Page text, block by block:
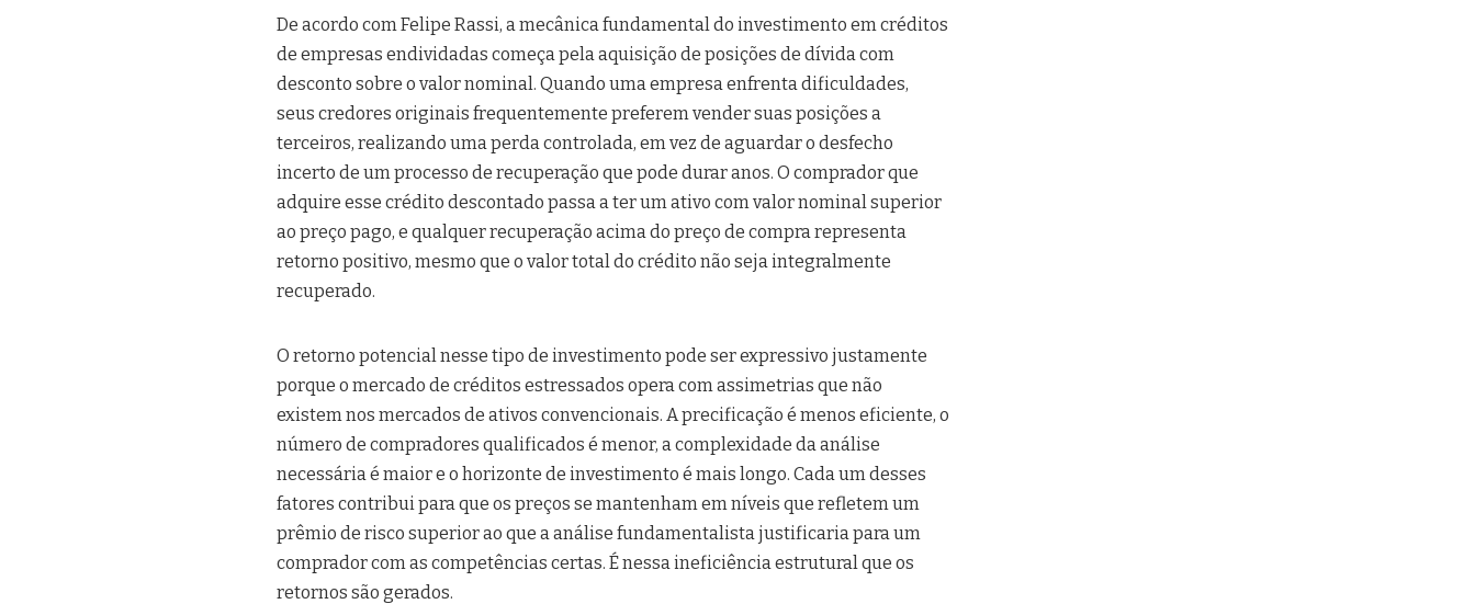
De acordo com Felipe Rassi, a mecânica fundamental do investimento em créditos
de empresas endividadas começa pela aquisição de posições de dívida com
desconto sobre o valor nominal. Quando uma empresa enfrenta dificuldades,
seus credores originais frequentemente preferem vender suas posições a
terceiros, realizando uma perda controlada, em vez de aguardar o desfecho
incerto de um processo de recuperação que pode durar anos. O comprador que
adquire esse crédito descontado passa a ter um ativo com valor nominal superior
ao preço pago, e qualquer recuperação acima do preço de compra representa
retorno positivo, mesmo que o valor total do crédito não seja integralmente
recuperado.
O retorno potencial nesse tipo de investimento pode ser expressivo justamente
porque o mercado de créditos estressados opera com assimetrias que não
existem nos mercados de ativos convencionais. A precificação é menos eficiente, o
número de compradores qualificados é menor, a complexidade da análise
necessária é maior e o horizonte de investimento é mais longo. Cada um desses
fatores contribui para que os preços se mantenham em níveis que refletem um
prêmio de risco superior ao que a análise fundamentalista justificaria para um
comprador com as competências certas. É nessa ineficiência estrutural que os
retornos são gerados.